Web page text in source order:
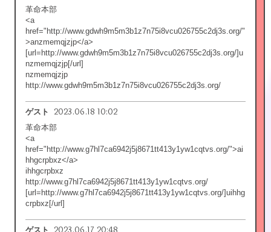
革命本部
<a
href="http://www.gdwh9m5m3b1z7n75i8vcu026755c2dj3s.org/"
>anzmemqjzjp</a>
[url=http://www.gdwh9m5m3b1z7n75i8vcu026755c2dj3s.org/]u
nzmemqjzjp[/url]
nzmemqjzjp
http://www.gdwh9m5m3b1z7n75i8vcu026755c2dj3s.org/
ゲスト 2023.06.18 10:02
革命本部
<a
href="http://www.g7hl7ca6942j5j8671tt413y1yw1cqtvs.org/">ai
hhgcrpbxz</a>
ihhgcrpbxz
http://www.g7hl7ca6942j5j8671tt413y1yw1cqtvs.org/
[url=http://www.g7hl7ca6942j5j8671tt413y1yw1cqtvs.org/]uihhg
crpbxz[/url]
ゲスト